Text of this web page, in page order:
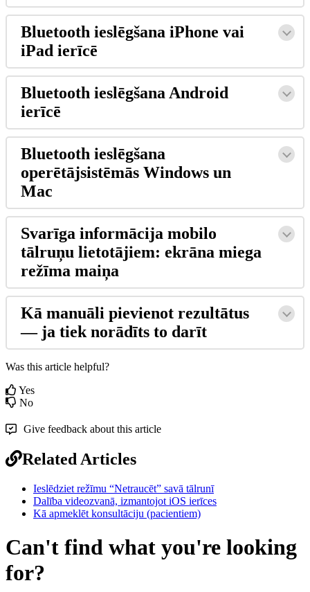
Bluetooth ieslēgšana iPhone vai
iPad ierīcē
Bluetooth ieslēgšana Android
ierīcē
Bluetooth ieslēgšana
operētājsistēmās Windows un
Mac
Svarīga informācija mobilo
tālruņu lietotājiem: ekrāna miega
režīma maiņa
Kā manuāli pievienot rezultātus
— ja tiek norādīts to darīt
Was this article helpful?
Yes
No
Give feedback about this article
Related Articles
Ieslēdziet režīmu “Netraucēt” savā tālrunī
Dalība videozvanā, izmantojot iOS ierīces
Kā apmeklēt konsultāciju (pacientiem)
Can't find what you're looking
for?